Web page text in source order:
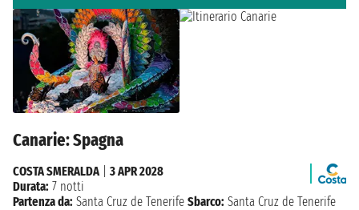
Canarie: Spagna
COSTA SMERALDA| 3 APR 2028
Durata: 7 notti
Partenza da: Santa Cruz de Tenerife Sbarco: Santa Cruz de Tenerife